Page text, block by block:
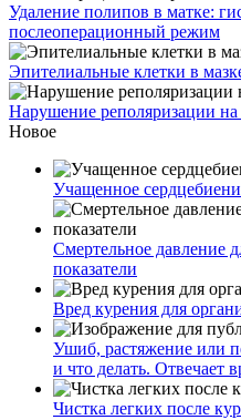
Удаление полипов в матке:
послеоперационный режим
Эпителиальные клетки в
Нарушение реполяризации
Новое
Учащенное
Смертельное давление
показатели
Вред курения для
Ушиб, растяжение или
и что делать. Отвечает
Чистка легких после